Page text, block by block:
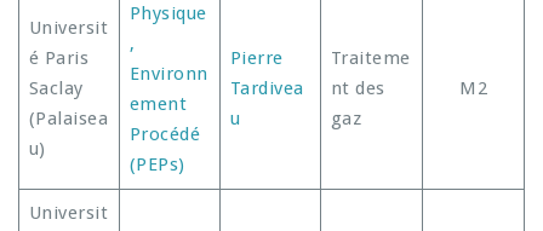
Universit
é Paris
Saclay
(Palaisea
u)
Physique
,
Environn
ement
Procédé
(PEPs)
Pierre
Tardivea
u
Traiteme
nt des
gaz
M2
Universit